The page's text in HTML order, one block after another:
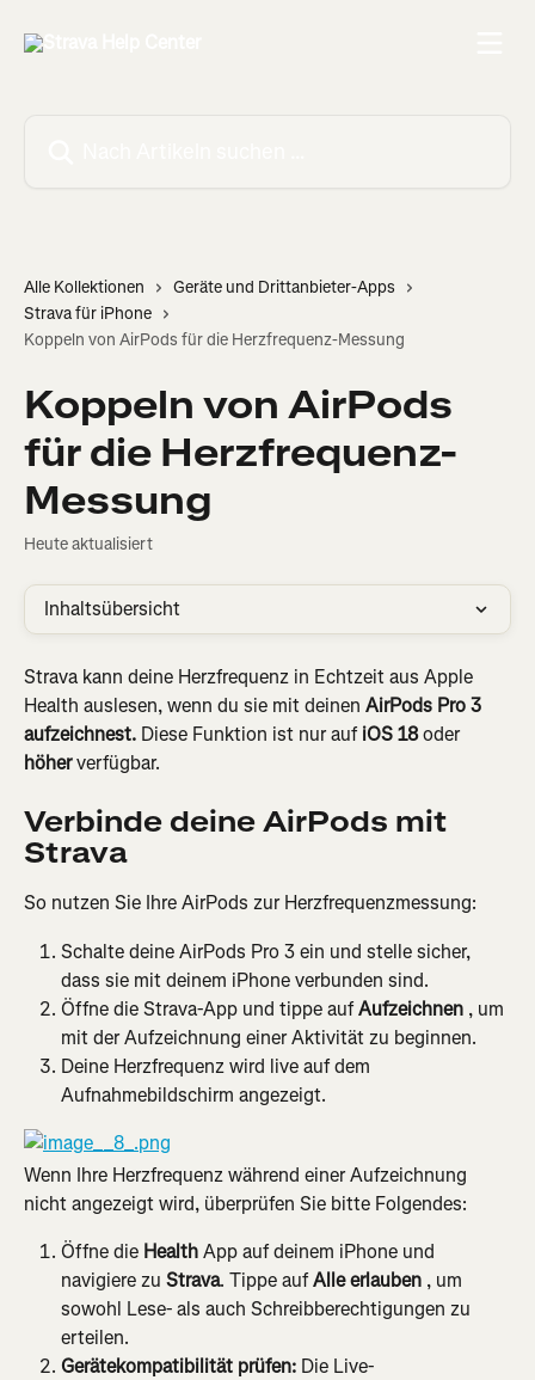
Alle Kollektionen
Geräte und Drittanbieter-Apps
Strava für iPhone
Koppeln von AirPods für die Herzfrequenz-Messung
Koppeln von AirPods
für die Herzfrequenz-
Messung
Heute aktualisiert
Inhaltsübersicht
Strava kann deine Herzfrequenz in Echtzeit aus Apple
Health auslesen, wenn du sie mit deinen AirPods Pro 3
aufzeichnest. Diese Funktion ist nur auf iOS 18 oder
höher verfügbar.
Verbinde deine AirPods mit
Strava
So nutzen Sie Ihre AirPods zur Herzfrequenzmessung:
Schalte deine AirPods Pro 3 ein und stelle sicher,
dass sie mit deinem iPhone verbunden sind.
Öffne die Strava-App und tippe auf Aufzeichnen , um
mit der Aufzeichnung einer Aktivität zu beginnen.
Deine Herzfrequenz wird live auf dem
Aufnahmebildschirm angezeigt.
Wenn Ihre Herzfrequenz während einer Aufzeichnung
nicht angezeigt wird, überprüfen Sie bitte Folgendes:
Öffne die Health App auf deinem iPhone und
navigiere zu Strava. Tippe auf Alle erlauben , um
sowohl Lese- als auch Schreibberechtigungen zu
erteilen.
Gerätekompatibilität prüfen: Die Live-